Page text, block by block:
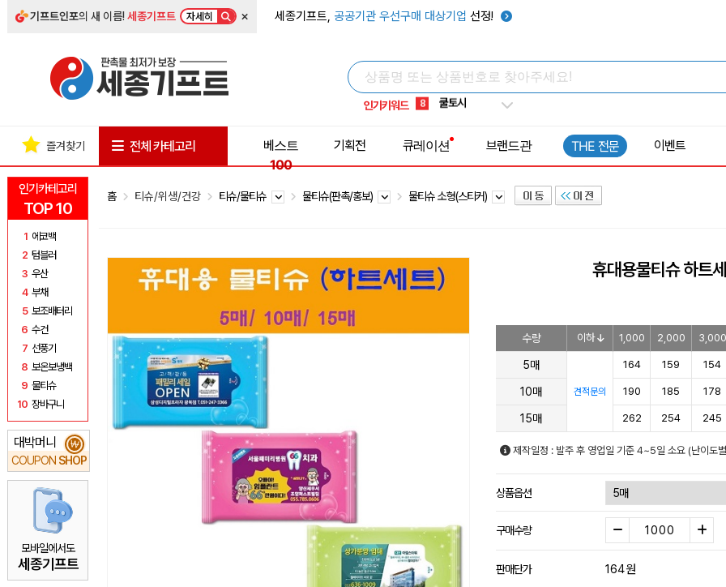
기프트인포의 새 이름!세종기프트 자세히 × 세종기프트, 공공기관 우선구매 대상기업 선정!
인기키워드
5 키캡
8 쿨토시
9 넥쿨러
1 선풍기
인기카테고리
TOP 10
1 에코백
2 텀블러
3 우산
4 부채
5 보조배터리
6 수건
7 선풍기
8 보온보냉백
9 물티슈
10 장바구니
대박머니
COUPON SHOP
₩
모바일에서도
세종기프트
즐겨찾기 전체 카테고리
베스트
100
기획전 큐레이션 브랜드관 THE 전문 이벤트
홈 티슈/위생/건강 티슈/물티슈 물티슈(판촉/홍보) 물티슈 소형(스티커)
휴대용물티슈 하트
수량 이하 1,000 2,000 3,000
5매
견적문의
164 159 154
10매 190 185 178
15매 262 254 245
제작일정 : 발주 후 영업일 기준 4~5일 소요 (난이도
상품옵션
구매수량
판매단가 164원